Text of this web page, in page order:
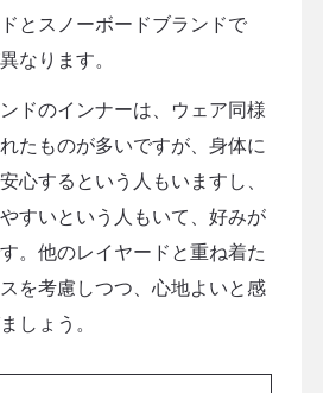
とスノーボードブランドで
なります。
ドのインナーは、ウェア同様
たものが多いですが、身体に
心するという人もいますし、
すいという人もいて、好みが
。他のレイヤードと重ね着た
を考慮しつつ、心地よいと感
しょう。